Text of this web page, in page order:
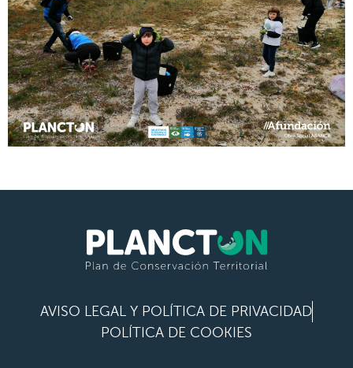
AVISO LEGAL Y POLÍTICA DE PRIVACIDAD
POLÍTICA DE COOKIES